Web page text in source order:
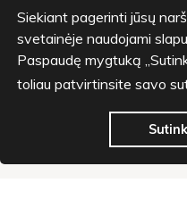
Siekiant pagerinti jūsų
svetainėje naudojami
Paspaudę mygtuką
toliau patvirtinsite savo